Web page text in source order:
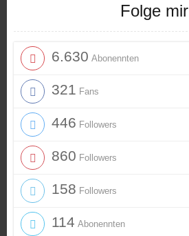
Folge mir
6.630 Abonennten
321 Fans
446 Followers
860 Followers
158 Followers
114 Abonennten